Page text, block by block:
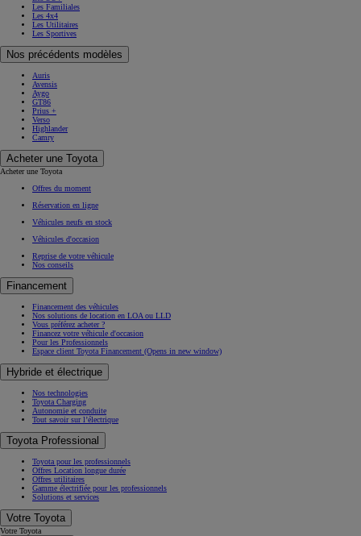
Les Familiales
Les 4x4
Les Utilitaires
Les Sportives
Nos précédents modèles
Auris
Avensis
Aygo
GT86
Prius +
Verso
Highlander
Camry
Acheter une Toyota
Acheter une Toyota
Offres du moment
Réservation en ligne
Véhicules neufs en stock
Véhicules d'occasion
Reprise de votre véhicule
Nos conseils
Financement
Financement des véhicules
Nos solutions de location en LOA ou LLD
Vous préférez acheter ?
Financez votre véhicule d'occasion
Pour les Professionnels
Espace client Toyota Financement (Opens in new window)
Hybride et électrique
Nos technologies
Toyota Charging
Autonomie et conduite
Tout savoir sur l’électrique
Toyota Professional
Toyota pour les professionnels
Offres Location longue durée
Offres utilitaires
Gamme électrifiée pour les professionnels
Solutions et services
Votre Toyota
Votre Toyota